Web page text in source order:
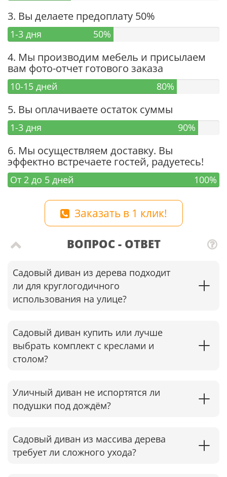
3. Вы делаете предоплату 50%
1-3 дня 50%
4. Мы производим мебель и присылаем
вам фото-отчет готового заказа
10-15 дней 80%
5. Вы оплачиваете остаток суммы
1-3 дня 90%
6. Мы осуществляем доставку. Вы
эффектно встречаете гостей, радуетесь!
От 2 до 5 дней 100%
Заказать в 1 клик!
ВОПРОС - ОТВЕТ
Садовый диван из дерева подходит
ли для круглогодичного
использования на улице?
Садовый диван купить или лучше
выбрать комплект с креслами и
столом?
Уличный диван не испортятся ли
подушки под дождём?
Садовый диван из массива дерева
требует ли сложного ухода?